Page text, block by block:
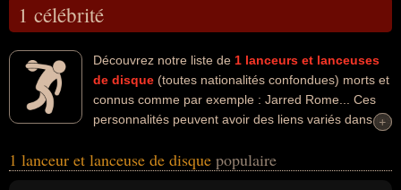
1 célébrité
Découvrez notre liste de 1 lanceurs et lanceuses
de disque (toutes nationalités confondues) morts et
connus comme par exemple : Jarred Rome... Ces
personnalités peuvent avoir des liens variés dans les
célébrités peuvent également avoir été athlète ou sportif. En ce qui
+
+
1 lanceur et lanceuse de disque populaire